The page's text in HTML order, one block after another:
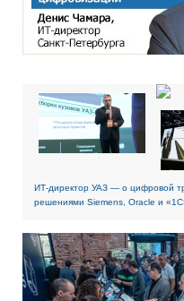
ИТ-директор УАЗ — о цифровой
решениями Siemens, Oracle и